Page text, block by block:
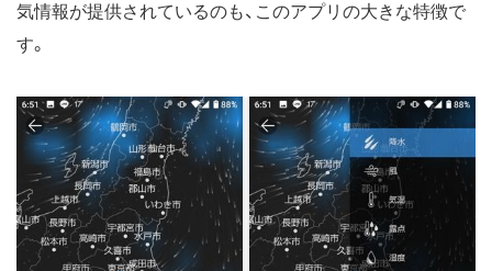
気情報が提供されているのも、このアプリの大きな特徴で
す。